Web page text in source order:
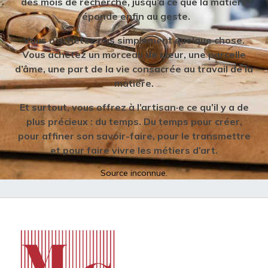
réponde enfin au geste.
Vous n’achetez pas simplement quelque chose.
Vous achetez un morceau de cœur, une parcelle
d’âme, une part de la vie consacrée au travail de la
matière.
Et surtout, vous offrez à l’artisan·e ce qu’il y a de
plus précieux : du temps. Du temps pour créer,
pour affiner son savoir-faire, pour le transmettre
et pour faire vivre les métiers d’art.
Source inconnue.